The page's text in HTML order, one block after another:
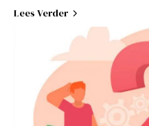
Lees Verder